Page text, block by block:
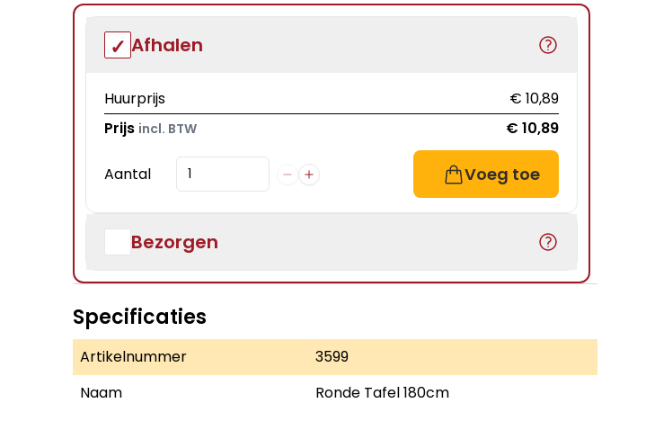
Afhalen
Huurprijs
€ 10,89
Prijs incl. BTW € 10,89
Aantal Voeg toe
Bezorgen
Specificaties
Artikelnummer
3599
Naam
Ronde Tafel 180cm